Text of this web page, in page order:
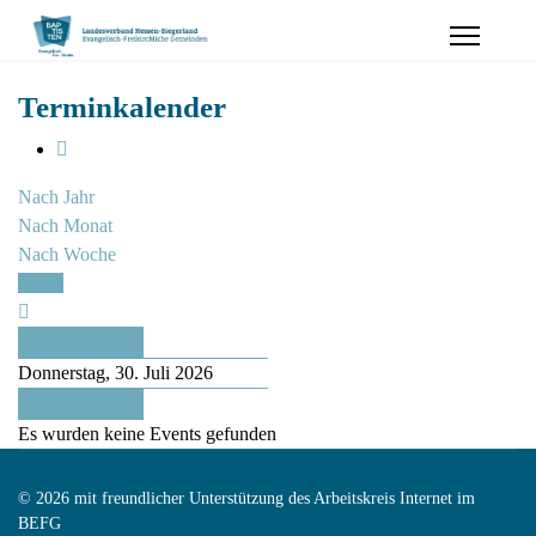
Terminkalender
Nach Jahr
Nach Monat
Nach Woche
Donnerstag, 30. Juli 2026
Es wurden keine Events gefunden
© 2026 mit freundlicher Unterstützung des Arbeitskreis Internet im
BEFG